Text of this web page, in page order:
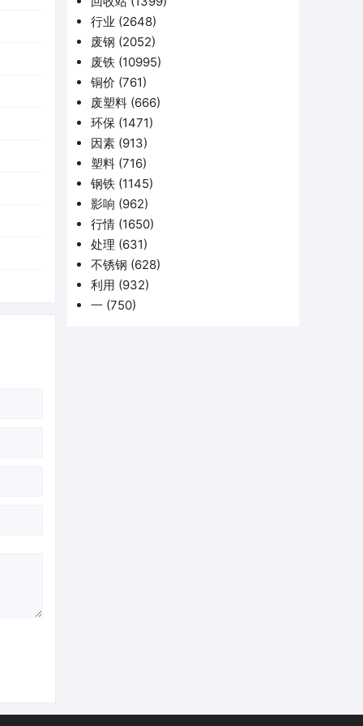
行业 (2648)
废钢 (2052)
废铁 (10995)
铜价 (761)
废塑料 (666)
环保 (1471)
因素 (913)
塑料 (716)
钢铁 (1145)
影响 (962)
行情 (1650)
处理 (631)
不锈钢 (628)
利用 (932)
一 (750)